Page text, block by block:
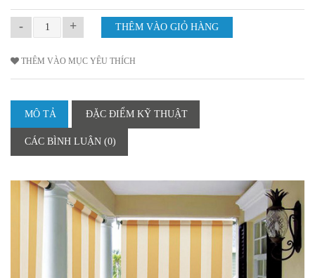
- +
THÊM VÀO MỤC YÊU THÍCH
MÔ TẢ ĐẶC ĐIỂM KỸ THUẬT
CÁC BÌNH LUẬN (0)